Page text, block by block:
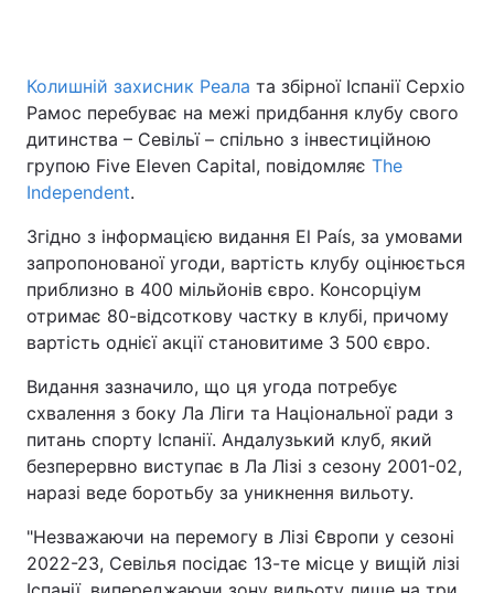
Колишній захисник Реала та збірної Іспанії Серхіо
Рамос перебуває на межі придбання клубу свого
дитинства – Севільї – спільно з інвестиційною
групою Five Eleven Capital, повідомляє The
Independent.
Згідно з інформацією видання El País, за умовами
запропонованої угоди, вартість клубу оцінюється
приблизно в 400 мільйонів євро. Консорціум
отримає 80-відсоткову частку в клубі, причому
вартість однієї акції становитиме 3 500 євро.
Видання зазначило, що ця угода потребує
схвалення з боку Ла Ліги та Національної ради з
питань спорту Іспанії. Андалузький клуб, який
безперервно виступає в Ла Лізі з сезону 2001-02,
наразі веде боротьбу за уникнення вильоту.
"Незважаючи на перемогу в Лізі Європи у сезоні
2022-23, Севілья посідає 13-те місце у вищій лізі